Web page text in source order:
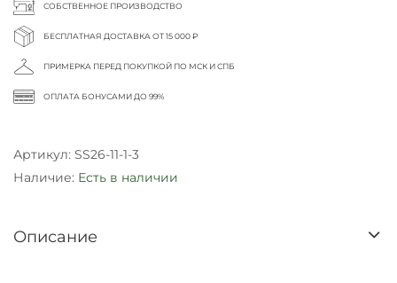
СОБСТВЕННОЕ ПРОИЗВОДСТВО
БЕСПЛАТНАЯ ДОСТАВКА ОТ 15 000 ₽
ПРИМЕРКА ПЕРЕД ПОКУПКОЙ ПО МСК И СПБ
ОПЛАТА БОНУСАМИ ДО 99%
Артикул: SS26-11-1-3
Наличие: Есть в наличии
Описание